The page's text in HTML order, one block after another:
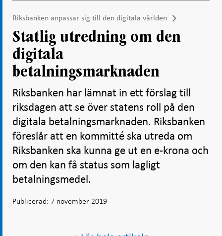
Riksbanken anpassar sig till den digitala världen
Statlig utredning om den
digitala
betalningsmarknaden
Riksbanken har lämnat in ett förslag till
riksdagen att se över statens roll på den
digitala betalningsmarknaden. Riksbanken
föreslår att en kommitté ska utreda om
Riksbanken ska kunna ge ut en e-krona och
om den kan få status som lagligt
betalningsmedel.
Publicerad: 7 november 2019